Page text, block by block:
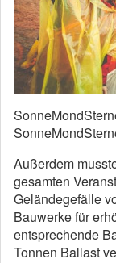
Außerdem
gesamten
Geländegefälle
Bauwerke für
entsprechende
Tonnen Ballast